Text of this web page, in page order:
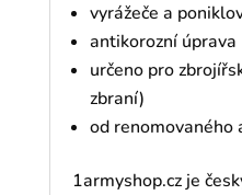
vyrážeče a
antikorozní úprava
určeno pro
zbraní)
od renomovaného
1armyshop.cz je